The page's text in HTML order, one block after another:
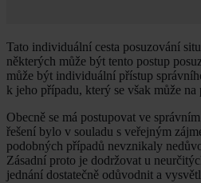
Tato individuální cesta posuzování
některých může být tento postup
může být individuální přístup
k jeho případu, který se však může
Obecně se má postupovat ve
řešení bylo v souladu s veřejným
podobných případů nevznikaly
Zásadní proto je dodržovat u
jednání dostatečně odůvodnit a